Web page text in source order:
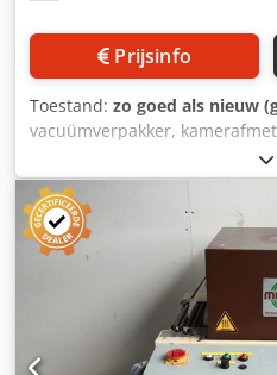
Prijsinfo
Toestand: zo goed als nieuw
vacuümverpakker,
100mm, sealbalken 400mm,
mobiel, 3Ph Chodpfjfhdt Hox